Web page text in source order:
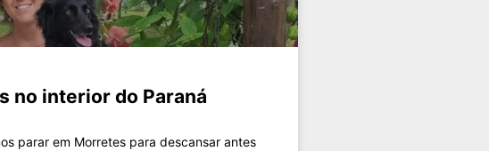
no interior do Paraná
parar em Morretes para descansar antes